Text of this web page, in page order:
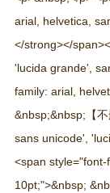
arial, helvetica,
</strong></
'lucida grande',
family: arial,
&nbsp;&nbsp;【
sans unicode',
<span
10pt;">&nbsp;